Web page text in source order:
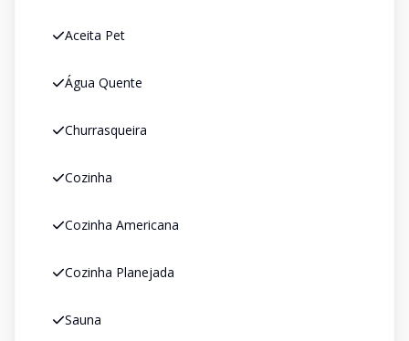
Aceita Pet
Água Quente
Churrasqueira
Cozinha
Cozinha Americana
Cozinha Planejada
Sauna